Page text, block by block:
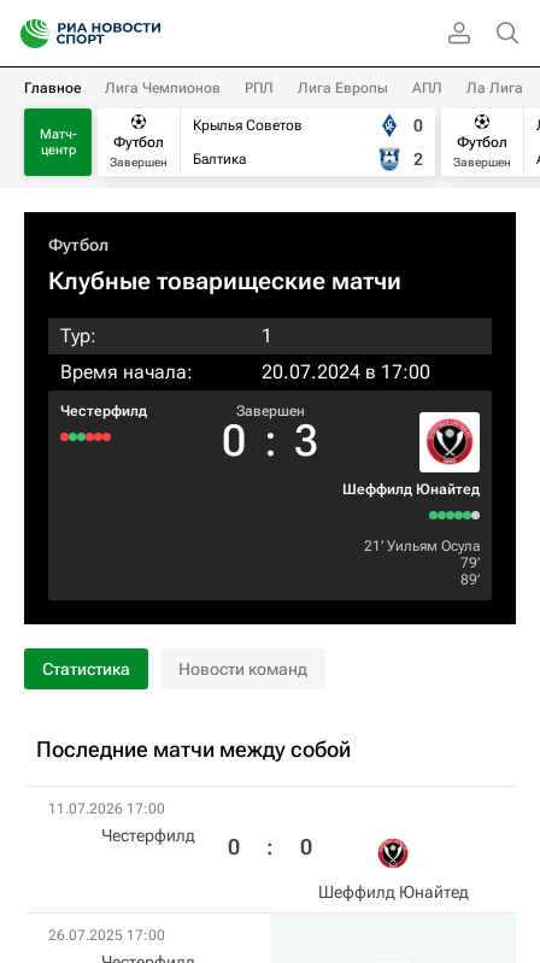
Главное Лига Чемпионов РПЛ Лига Европы АПЛ Ла Лига
Матч-
центр
Футбол
Завершен
Крылья Советов
Балтика
0
2
Футбол
Завершен
Футбол
Клубные товарищеские матчи
Тур:
1
Время начала:
20.07.2024 в 17:00
Честерфилд Завершен
0 : 3
Шеффилд Юнайтед
21‎’‎ Уильям Осула
79‎’‎
89‎’‎
Статистика Новости команд
Последние матчи между собой
11.07.2026 17:00
Честерфилд 0 : 0
Шеффилд Юнайтед
26.07.2025 17:00